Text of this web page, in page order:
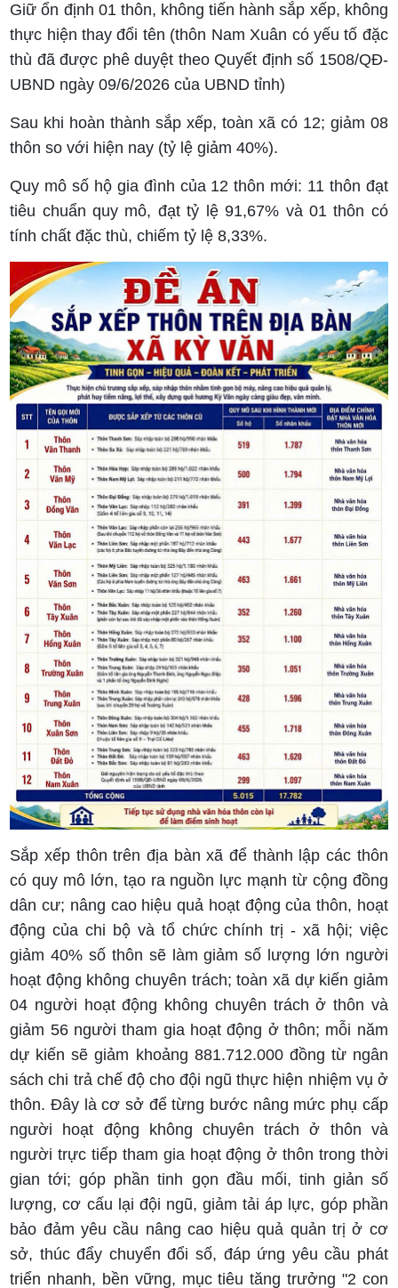
Giữ ổn định 01 thôn, không tiến hành sắp xếp, không
thực hiện thay đổi tên (thôn Nam Xuân có yếu tố đặc
thù đã được phê duyệt theo Quyết định số 1508/QĐ-
UBND ngày 09/6/2026 của UBND tỉnh)
Sau khi hoàn thành sắp xếp, toàn xã có 12; giảm 08
thôn so với hiện nay (tỷ lệ giảm 40%).
Quy mô số hộ gia đình của 12 thôn mới: 11 thôn đạt
tiêu chuẩn quy mô, đạt tỷ lệ 91,67% và 01 thôn có
tính chất đặc thù, chiếm tỷ lệ 8,33%.
Sắp xếp thôn trên địa bàn xã để thành lập các thôn
có quy mô lớn, tạo ra nguồn lực mạnh từ cộng đồng
dân cư; nâng cao hiệu quả hoạt động của thôn, hoạt
động của chi bộ và tổ chức chính trị - xã hội; việc
giảm 40% số thôn sẽ làm giảm số lượng lớn người
hoạt động không chuyên trách; toàn xã dự kiến giảm
04 người hoạt động không chuyên trách ở thôn và
giảm 56 người tham gia hoạt động ở thôn; mỗi năm
dự kiến sẽ giảm khoảng 881.712.000 đồng từ ngân
sách chi trả chế độ cho đội ngũ thực hiện nhiệm vụ ở
thôn. Đây là cơ sở để từng bước nâng mức phụ cấp
người hoạt động không chuyên trách ở thôn và
người trực tiếp tham gia hoạt động ở thôn trong thời
gian tới; góp phần tinh gọn đầu mối, tinh giản số
lượng, cơ cấu lại đội ngũ, giảm tải áp lực, góp phần
bảo đảm yêu cầu nâng cao hiệu quả quản trị ở cơ
sở, thúc đẩy chuyển đổi số, đáp ứng yêu cầu phát
triển nhanh, bền vững, mục tiêu tăng trưởng "2 con